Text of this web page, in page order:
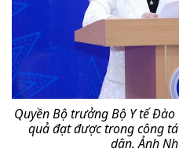
Quyền Bộ trưởng Bộ Y tế
quả đạt được trong công
dân.Ảnh